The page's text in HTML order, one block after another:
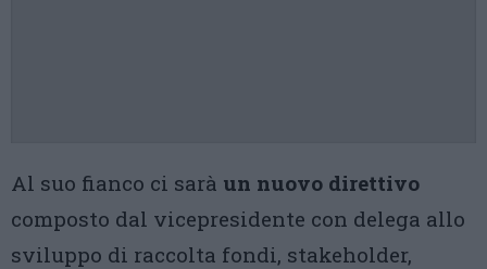
Al suo fianco ci sarà un nuovo direttivo
composto dal vicepresidente con delega allo
sviluppo di raccolta fondi, stakeholder,